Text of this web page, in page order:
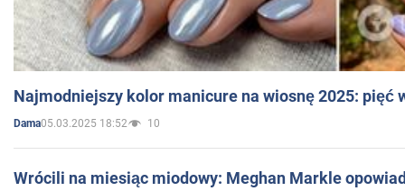
Najmodniejszy kolor manicure na wiosnę 2025: pięć
Dama05.03.2025 18:52 10
Wrócili na miesiąc miodowy: Meghan Markle